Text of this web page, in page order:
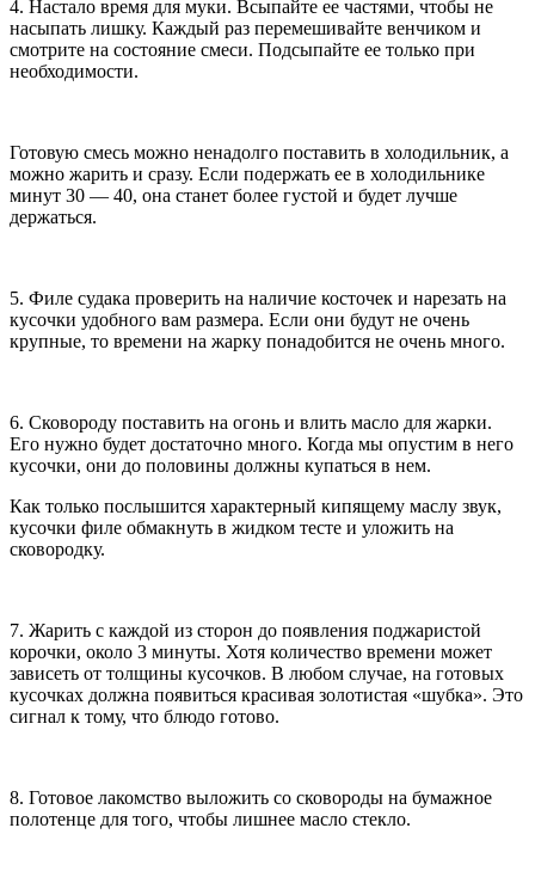
4. Настало время для муки. Всыпайте ее частями, чтобы не
насыпать лишку. Каждый раз перемешивайте венчиком и
смотрите на состояние смеси. Подсыпайте ее только при
необходимости.
Готовую смесь можно ненадолго поставить в холодильник, а
можно жарить и сразу. Если подержать ее в холодильнике
минут 30 — 40, она станет более густой и будет лучше
держаться.
5. Филе судака проверить на наличие косточек и нарезать на
кусочки удобного вам размера. Если они будут не очень
крупные, то времени на жарку понадобится не очень много.
6. Сковороду поставить на огонь и влить масло для жарки.
Его нужно будет достаточно много. Когда мы опустим в него
кусочки, они до половины должны купаться в нем.
Как только послышится характерный кипящему маслу звук,
кусочки филе обмакнуть в жидком тесте и уложить на
сковородку.
7. Жарить с каждой из сторон до появления поджаристой
корочки, около 3 минуты. Хотя количество времени может
зависеть от толщины кусочков. В любом случае, на готовых
кусочках должна появиться красивая золотистая «шубка». Это
сигнал к тому, что блюдо готово.
8. Готовое лакомство выложить со сковороды на бумажное
полотенце для того, чтобы лишнее масло стекло.